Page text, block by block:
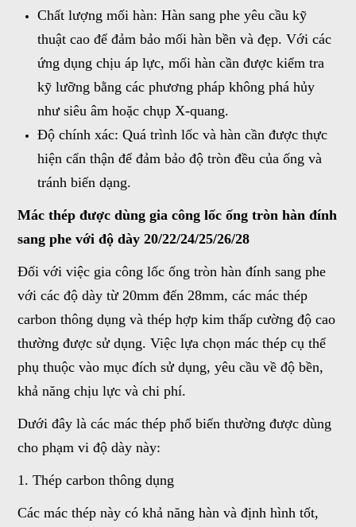
Chất lượng mối hàn: Hàn sang phe yêu cầu kỹ
thuật cao để đảm bảo mối hàn bền và đẹp. Với các
ứng dụng chịu áp lực, mối hàn cần được kiểm tra
kỹ lưỡng bằng các phương pháp không phá hủy
như siêu âm hoặc chụp X-quang.
Độ chính xác: Quá trình lốc và hàn cần được thực
hiện cẩn thận để đảm bảo độ tròn đều của ống và
tránh biến dạng.
Mác thép được dùng gia công lốc ống tròn hàn đính
sang phe với độ dày 20/22/24/25/26/28
Đối với việc gia công lốc ống tròn hàn đính sang phe
với các độ dày từ 20mm đến 28mm, các mác thép
carbon thông dụng và thép hợp kim thấp cường độ cao
thường được sử dụng. Việc lựa chọn mác thép cụ thể
phụ thuộc vào mục đích sử dụng, yêu cầu về độ bền,
khả năng chịu lực và chi phí.
Dưới đây là các mác thép phổ biến thường được dùng
cho phạm vi độ dày này:
1. Thép carbon thông dụng
Các mác thép này có khả năng hàn và định hình tốt,